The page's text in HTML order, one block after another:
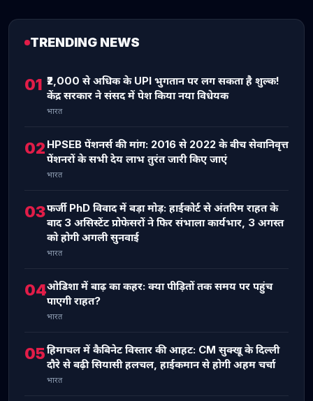
TRENDING NEWS
01 ₹2,000 से अधिक के UPI भुगतान पर लग सकता है शुल्क!
केंद्र सरकार ने संसद में पेश किया नया विधेयक
भारत
02 HPSEB पेंशनर्स की मांग: 2016 से 2022 के बीच सेवानिवृत्त
पेंशनरों के सभी देय लाभ तुरंत जारी किए जाएं
भारत
03फर्जी PhD विवाद में बड़ा मोड़: हाईकोर्ट से अंतरिम राहत के
बाद 3 असिस्टेंट प्रोफेसरों ने फिर संभाला कार्यभार, 3 अगस्त
को होगी अगली सुनवाई
भारत
04ओडिशा में बाढ़ का कहर: क्या पीड़ितों तक समय पर पहुंच
पाएगी राहत?
भारत
05हिमाचल में कैबिनेट विस्तार की आहट: CM सुक्खू के दिल्ली
दौरे से बढ़ी सियासी हलचल, हाईकमान से होगी अहम चर्चा
भारत